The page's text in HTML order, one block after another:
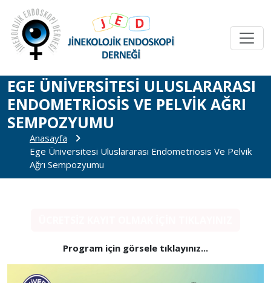
EGE ÜNIVERSITESI ULUSLARARASI
ENDOMETRIOSIS VE PELVIK AĞRI
SEMPOZYUMU
Anasayfa
Ege Üniversitesi Uluslararası Endometriosis Ve Pelvik
Ağrı Sempozyumu
Program için görsele tıklayınız...